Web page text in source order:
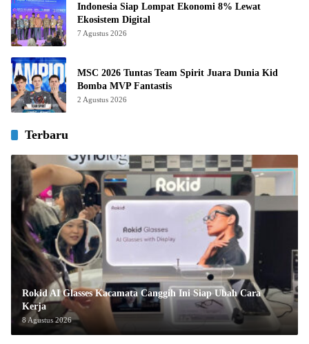
Indonesia Siap Lompat Ekonomi 8% Lewat
Ekosistem Digital
7 Agustus 2026
MSC 2026 Tuntas Team Spirit Juara Dunia Kid
Bomba MVP Fantastis
2 Agustus 2026
Terbaru
Rokid AI Glasses Kacamata Canggih Ini Siap Ubah Cara
Kerja
8 Agustus 2026